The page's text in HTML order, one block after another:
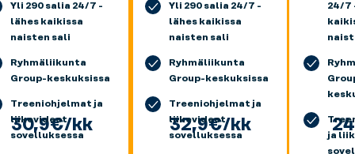
30,9€/kk
Yli 290 salia 24/7 -
lähes kaikissa
naisten sali
Ryhmäliikunta
Group-keskuksissa
Treeniohjelmat ja
liikevideot
sovelluksessa
32,9€/kk
Yli 290 salia 24/7 -
lähes kaikissa
naisten sali
Ryhmäliikunta
Group-keskuksissa
Treeniohjelmat ja
liikevideot
sovelluksessa
24/7
ja